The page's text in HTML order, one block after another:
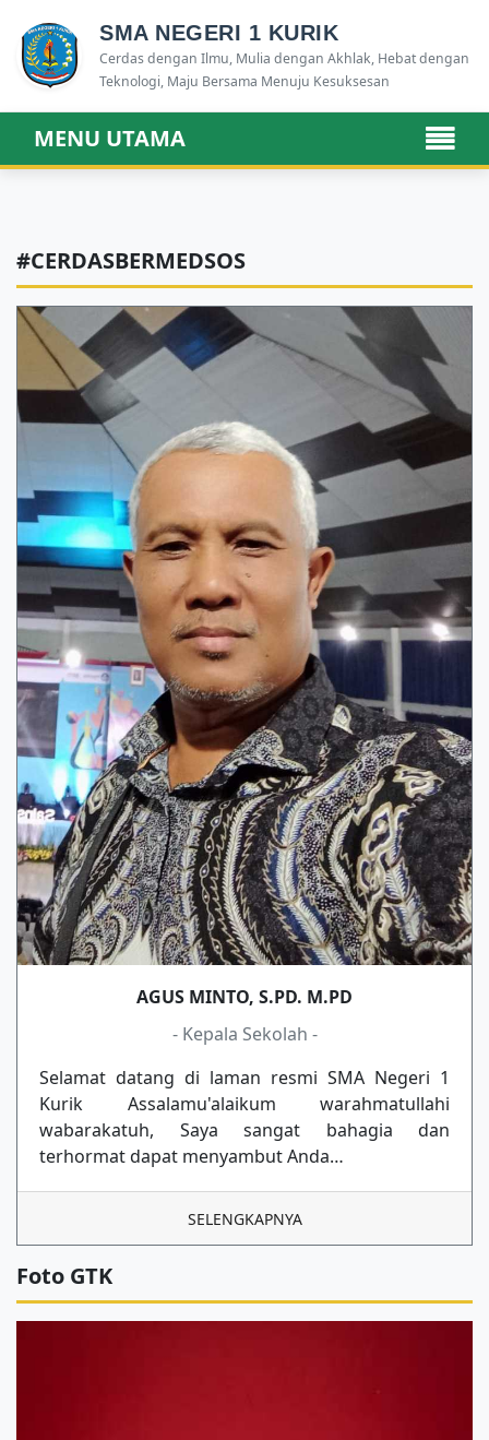
SMA NEGERI 1 KURIK
Cerdas dengan Ilmu, Mulia dengan Akhlak, Hebat dengan
Teknologi, Maju Bersama Menuju Kesuksesan
MENU UTAMA
#CERDASBERMEDSOS
AGUS MINTO, S.PD. M.PD
- Kepala Sekolah -
Selamat datang di laman resmi SMA Negeri 1
Kurik Assalamu'alaikum warahmatullahi
wabarakatuh, Saya sangat bahagia dan
terhormat dapat menyambut Anda…
SELENGKAPNYA
Foto GTK